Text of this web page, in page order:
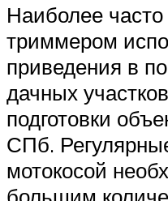
Наиболее
триммером
приведения в
дачных
подготовки
СПб.
мотокосой